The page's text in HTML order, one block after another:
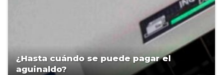
¿Hasta cuándo se puede pagar el
aguinaldo?